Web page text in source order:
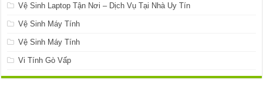
Vệ Sinh Laptop Tận Nơi – Dịch Vụ Tại Nhà Uy Tín
Vệ Sinh Máy Tính
Vệ Sinh Máy Tính
Vi Tính Gò Vấp